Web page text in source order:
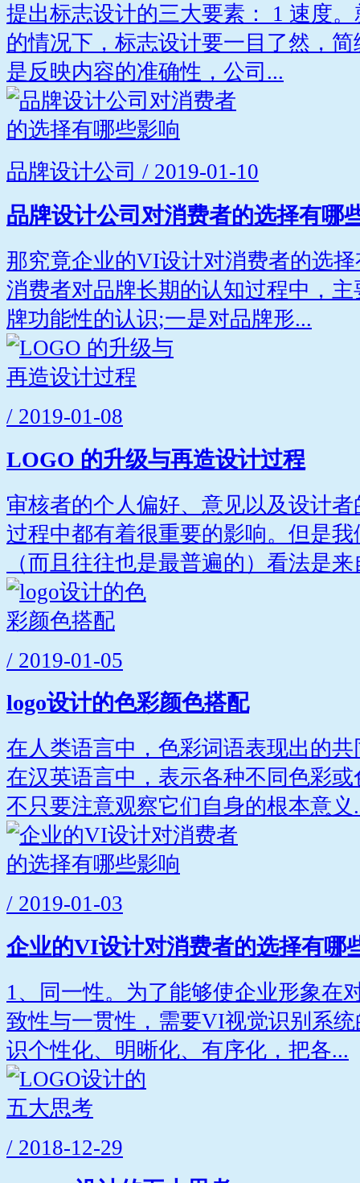
提出标志设计的三大要素： 1 速度
的情况下，标志设计要一目了然，
是反映内容的准确性，公司...
品牌设计公司 / 2019-01-10
品牌设计公司对消费者的选择有哪
那究竟企业的VI设计对消费者的选
消费者对品牌长期的认知过程中，
牌功能性的认识;一是对品牌形...
/ 2019-01-08
LOGO 的升级与再造设计过程
审核者的个人偏好、意见以及设计
过程中都有着很重要的影响。但是
（而且往往也是最普遍的）看法是来
/ 2019-01-05
logo设计的色彩颜色搭配
在人类语言中，色彩词语表现出的
在汉英语言中，表示各种不同色彩
不只要注意观察它们自身的根本意义
/ 2019-01-03
企业的VI设计对消费者的选择有哪
1、同一性。为了能够使企业形象在
致性与一贯性，需要VI视觉识别系
识个性化、明晰化、有序化，把各...
/ 2018-12-29